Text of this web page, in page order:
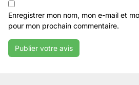
Enregistrer mon nom, mon e-mail et
pour mon prochain commentaire.